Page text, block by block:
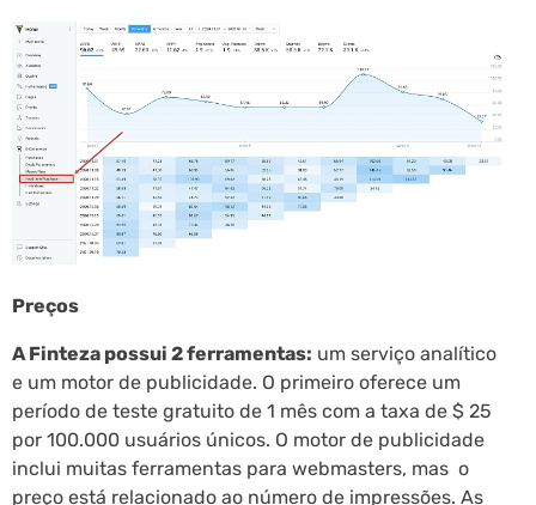
Preços
A Finteza possui 2 ferramentas: um serviço analítico
e um motor de publicidade. O primeiro oferece um
período de teste gratuito de 1 mês com a taxa de $ 25
por 100.000 usuários únicos. O motor de publicidade
inclui muitas ferramentas para webmasters, mas o
preço está relacionado ao número de impressões. As